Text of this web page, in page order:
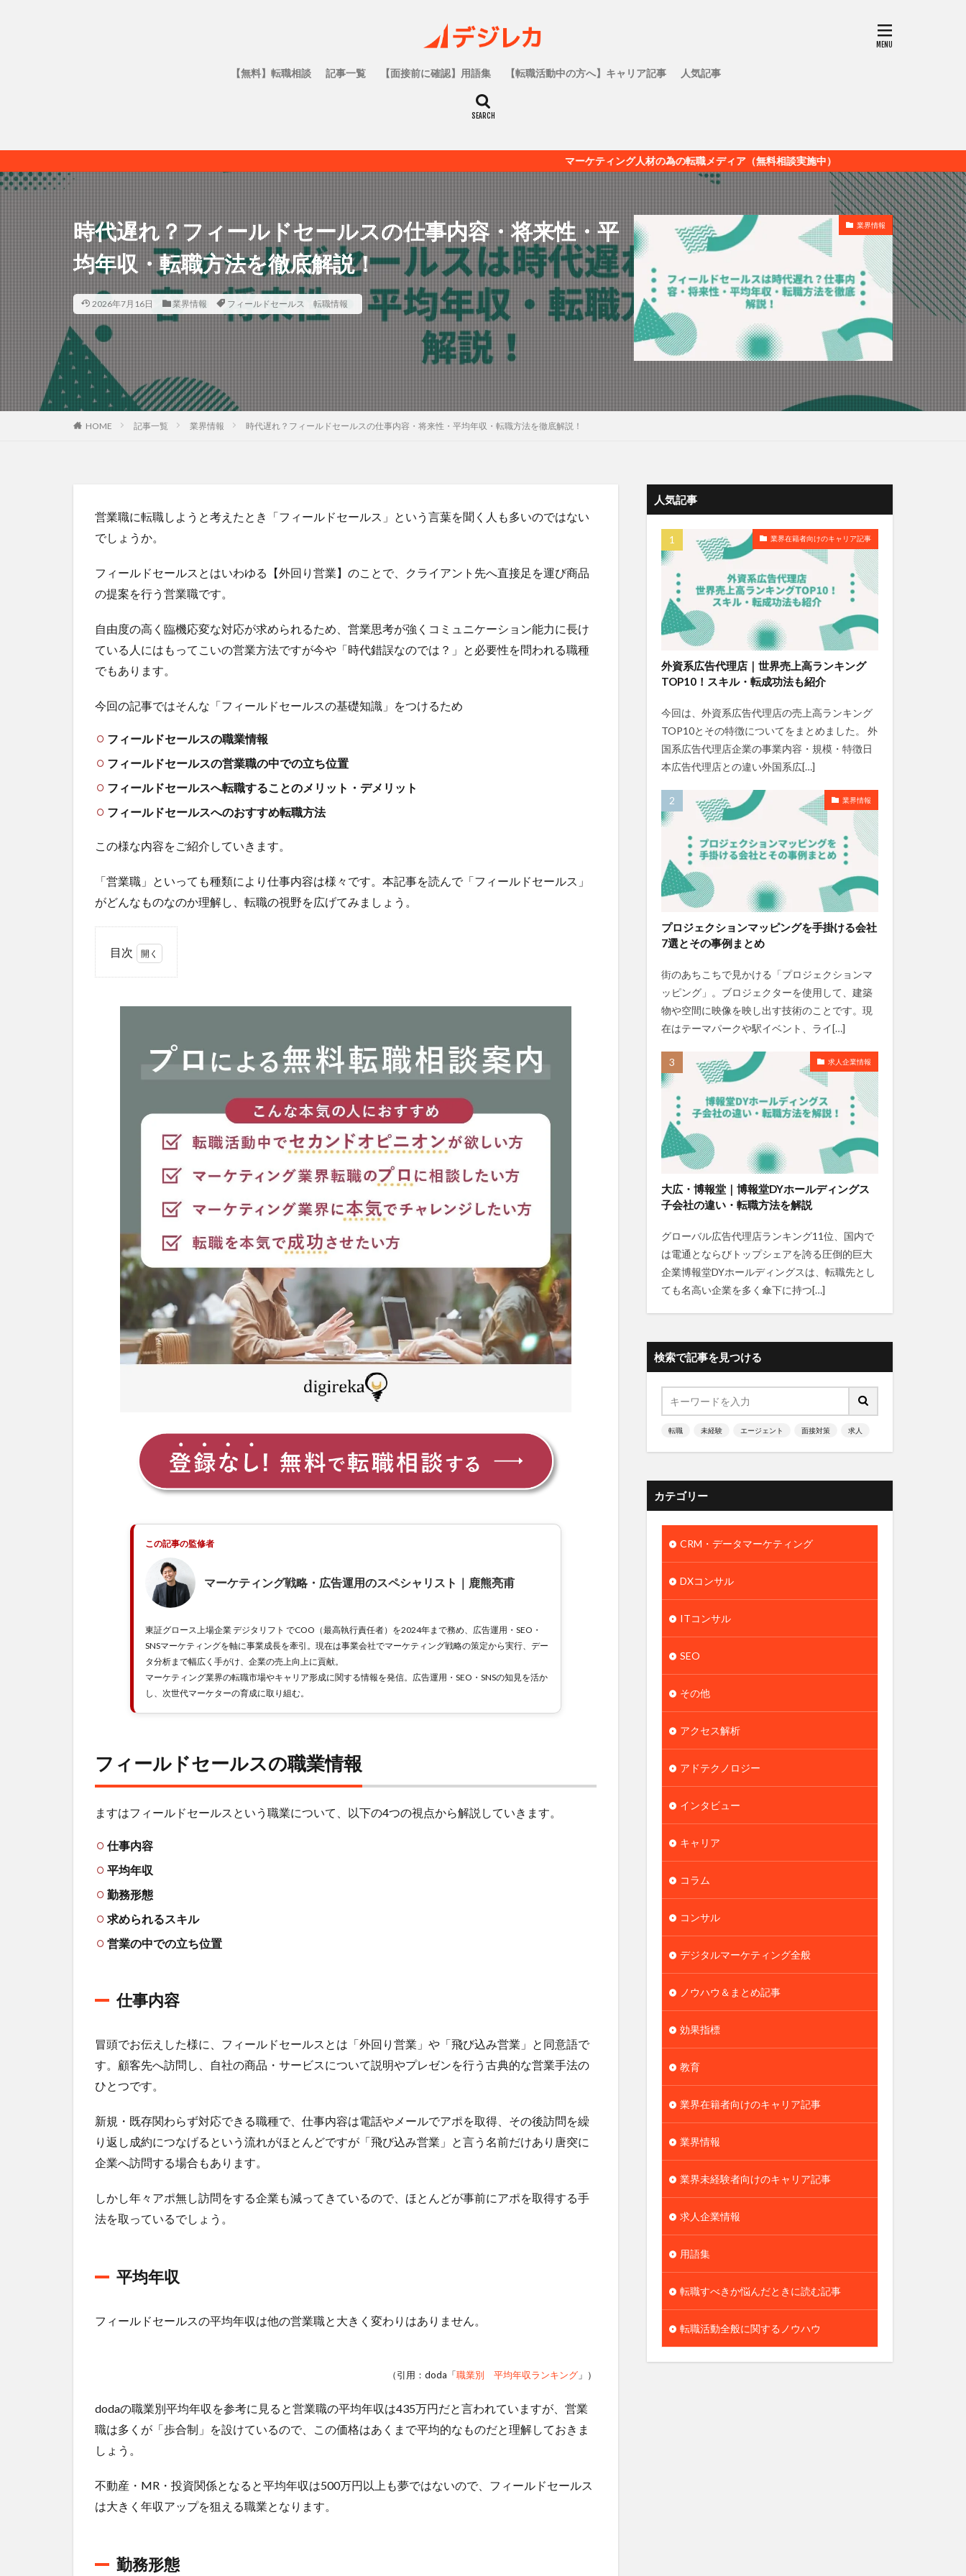
【無料】転職相談 記事一覧 【面接前に確認】用語集 【転職活動中の方へ】キャリア記事 人気記事
マーケティング人材の為の転職メディア（無料相談実施中）
時代遅れ？フィールドセールスの仕事内容・将来性・平
均年収・転職方法を徹底解説！
2026年7月16日 業界情報 フィールドセールス 転職情報
業界情報
HOME 記事一覧 業界情報 時代遅れ？フィールドセールスの仕事内容・将来性・平均年収・転職方法を徹底解説！
営業職に転職しようと考えたとき「フィールドセールス」という言葉を聞く人も多いのではない
でしょうか。
フィールドセールスとはいわゆる【外回り営業】のことで、クライアント先へ直接足を運び商品
の提案を行う営業職です。
自由度の高く臨機応変な対応が求められるため、営業思考が強くコミュニケーション能力に長け
ている人にはもってこいの営業方法ですが今や「時代錯誤なのでは？」と必要性を問われる職種
でもあります。
今回の記事ではそんな「フィールドセールスの基礎知識」をつけるため
フィールドセールスの職業情報
フィールドセールスの営業職の中での立ち位置
フィールドセールスへ転職することのメリット・デメリット
フィールドセールスへのおすすめ転職方法
この様な内容をご紹介していきます。
「営業職」といっても種類により仕事内容は様々です。本記事を読んで「フィールドセールス」
がどんなものなのか理解し、転職の視野を広げてみましょう。
目次
1.2
平均
年収
勤務
形態
1.4.1
客観視
1.4.2
1.4.3
思考力
の立
フィ
ドセ
スに
転職
する
メリ
ト・
デメ
リッ
2.1
メリ
2.2
デメ
リッ
3
フ
ー
ド
セ
ー
の
性
3.1
将来
性が
ある
えら
つの
3.1.1
この記事の監修者
マーケティング戦略・広告運用のスペシャリスト ｜ 鹿熊亮甫
東証グロース上場企業 デジタリフト でCOO（最高執行責任者）を2024年まで務め、広告運用・SEO・
SNSマーケティングを軸に事業成長を牽引。現在は事業会社でマーケティング戦略の策定から実行、デー
タ分析まで幅広く手がけ、企業の売上向上に貢献。
マーケティング業界の転職市場やキャリア形成に関する情報を発信。広告運用・SEO・SNSの知見を活か
し、次世代マーケターの育成に取り組む。
フィールドセールスの職業情報
ますはフィールドセールスという職業について、以下の4つの視点から解説していきます。
仕事内容
平均年収
勤務形態
求められるスキル
営業の中での立ち位置
仕事内容
冒頭でお伝えした様に、フィールドセールスとは「外回り営業」や「飛び込み営業」と同意語で
す。顧客先へ訪問し、自社の商品・サービスについて説明やプレゼンを行う古典的な営業手法の
ひとつです。
新規・既存関わらず対応できる職種で、仕事内容は電話やメールでアポを取得、その後訪問を繰
り返し成約につなげるという流れがほとんどですが「飛び込み営業」と言う名前だけあり唐突に
企業へ訪問する場合もあります。
しかし年々アポ無し訪問をする企業も減ってきているので、ほとんどが事前にアポを取得する手
法を取っているでしょう。
平均年収
フィールドセールスの平均年収は他の営業職と大きく変わりはありません。
（引用：doda「職業別 平均年収ランキング 」）
dodaの職業別平均年収を参考に見ると営業職の平均年収は435万円だと言われていますが、営業
職は多くが「歩合制」を設けているので、この価格はあくまで平均的なものだと理解しておきま
しょう。
不動産・MR・投資関係となると平均年収は500万円以上も夢ではないので、フィールドセールス
は大きく年収アップを狙える職業となります。
勤務形態
人気記事
業界在籍者向けのキャリア記事
外資系広告代理店｜世界売上高ランキング
TOP10！スキル・転成功法も紹介
今回は、外資系広告代理店の売上高ランキング
TOP10とその特徴についてをまとめました。 外
国系広告代理店企業の事業内容・規模・特徴日
本広告代理店との違い外国系広[…]
業界情報
プロジェクションマッピングを手掛ける会社
7選とその事例まとめ
街のあちこちで見かける「プロジェクションマ
ッピング」。ブロジェクターを使用して、建築
物や空間に映像を映し出す技術のことです。現
在はテーマパークや駅イベント、ライ[…]
求人企業情報
大広・博報堂｜博報堂DYホールディングス
子会社の違い・転職方法を解説
グローバル広告代理店ランキング11位、国内で
は電通とならびトップシェアを誇る圧倒的巨大
企業博報堂DYホールディングスは、転職先とし
ても名高い企業を多く傘下に持つ[…]
検索で記事を見つける
転職 未経験 エージェント 面接対策 求人
カテゴリー
CRM・データマーケティング
DXコンサル
ITコンサル
SEO
その他
アクセス解析
アドテクノロジー
インタビュー
キャリア
コラム
コンサル
デジタルマーケティング全般
ノウハウ＆まとめ記事
効果指標
教育
業界在籍者向けのキャリア記事
業界情報
業界未経験者向けのキャリア記事
求人企業情報
用語集
転職すべきか悩んだときに読む記事
転職活動全般に関するノウハウ